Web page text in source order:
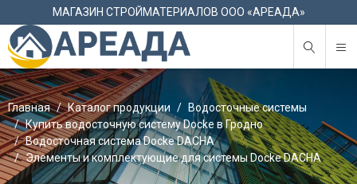
МАГАЗИН СТРОЙМАТЕРИАЛОВ ООО «АРЕАДА»
Главная Каталог продукции
Водосточные системы
Купить водосточную систему Docke в Гродно
Водосточная система Docke DACHA
Элементы и комплектующие для системы Docke DACHA